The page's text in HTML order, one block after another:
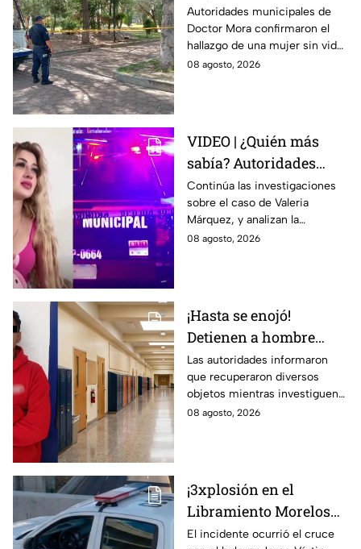
pleno centro histórico;
esto se sabe
Autoridades municipales de
Doctor Mora confirmaron el
hallazgo de una mujer sin vida
en la Alameda Municipal.
08 agosto, 2026
VIDEO | ¿Quién más
sabía? Autoridades
investigan a 2 o 3
personas más en el
caso de Valeria
Márquez
Continúa las investigaciones
sobre el caso de Valeria
Márquez, y analizan la
participación de otras
08 agosto, 2026
¡Hasta se enojó!
Detienen a hombre
dentro de una
secundaria de
Guanajuato; así sucedió
Las autoridades informaron
que recuperaron diversos
objetos mientras investiguen
las causas del incidente.
08 agosto, 2026
¡3xplosión en el
Libramiento Morelos
en León! Genera la
El incidente ocurrió el cruce